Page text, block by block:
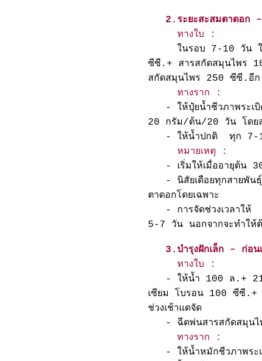
2.ระยะสะสมตาดอก
ทางใบ :
ในรอบ 7-10 วัน ให้น้
ซีซี.+ สารสกัดสมุนไพร
สกัดสมุนไพร 250 ซีซี.อี
ทางราก :
- ให้ปุ๋ยน้ำชีวภาพระ
20 กรัม/ต้น/20 วัน โดย
- ให้น้ำปกติ ทุก 7-
หมายเหตุ :
- เริ่มให้เมื่ออายุต้น
- นิสัยเดือยทุกสายพันธุ์อ
ตาดอกโดยเฉพาะ
- การจัดช่วงเวลาให้
5-7 วัน นอกจากจะทำให้ต้
3.บำรุงฝักเล็ก – ก่อนเ
ทางใบ :
- ให้น้ำ 100 ล.+ 21-
เซียม โบรอน 100 ซีซี
ช่วงเช้าแดจัด
- ฉีดพ่นสารสกัดสมุน
ทางราก :
- ให้น้ำหมักชีวภาพระ